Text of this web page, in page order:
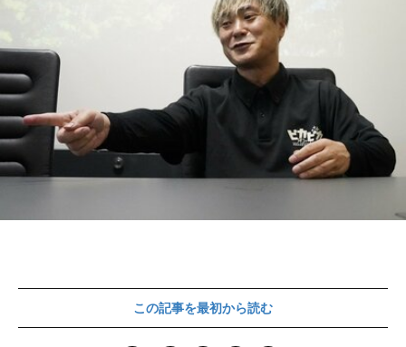
この記事を最初から読む